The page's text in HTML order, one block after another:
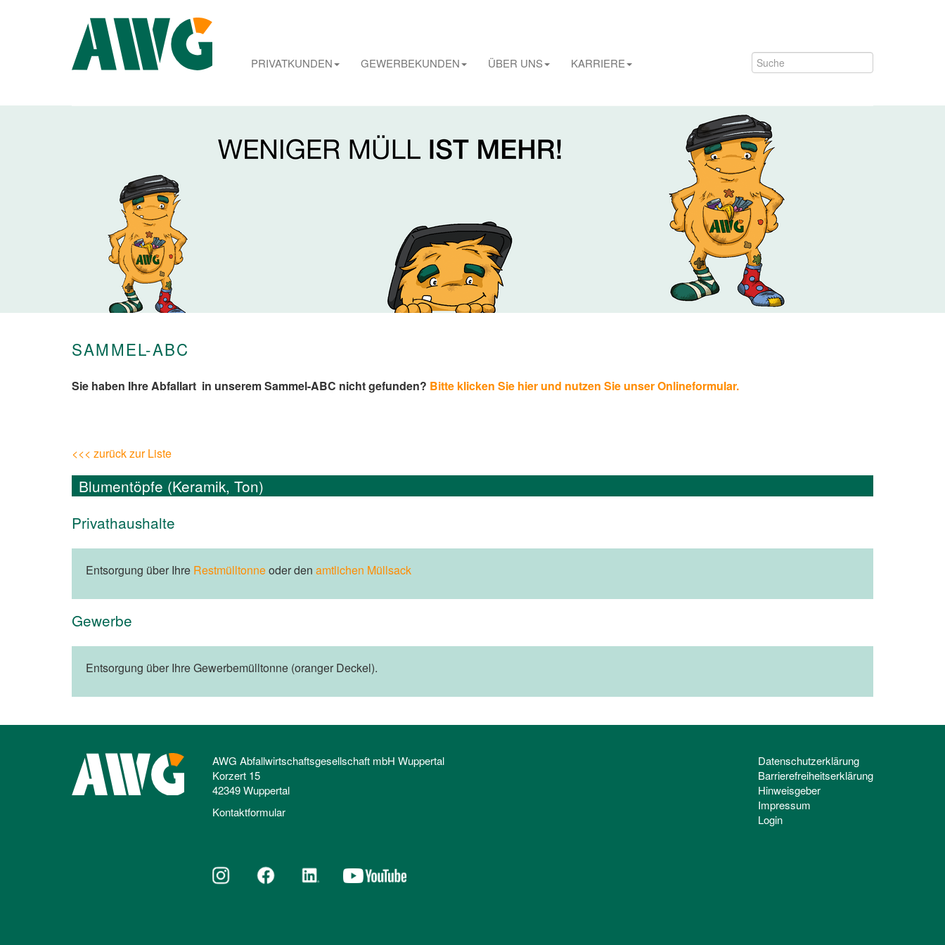
PRIVATKUNDEN GEWERBEKUNDEN ÜBER UNS KARRIERE
SAMMEL-ABC
Sie haben Ihre Abfallart in unserem Sammel-ABC nicht gefunden? Bitte klicken Sie hier und nutzen Sie unser Onlineformular.
<<< zurück zur Liste
Blumentöpfe (Keramik, Ton)
Privathaushalte
Entsorgung über Ihre Restmülltonneoder den amtlichen Müllsack
Gewerbe
Entsorgung über Ihre Gewerbemülltonne (oranger Deckel).
AWG Abfallwirtschaftsgesellschaft mbH Wuppertal
Korzert 15
42349 Wuppertal
Kontaktformular
Datenschutzerklärung
Barrierefreiheitserklärung
Hinweisgeber
Impressum
Login